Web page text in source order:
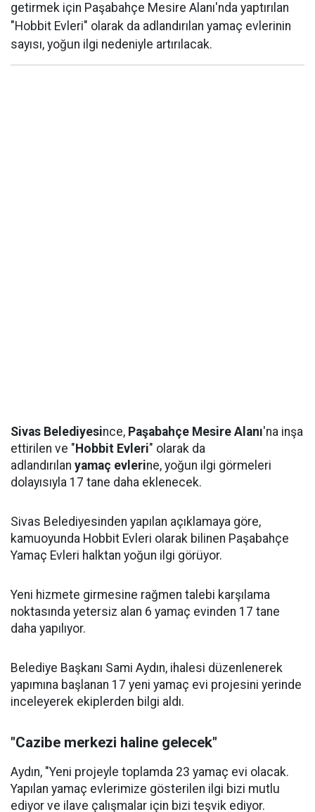
getirmek için Paşabahçe Mesire Alanı'nda yaptırılan
"Hobbit Evleri" olarak da adlandırılan yamaç evlerinin
sayısı, yoğun ilgi nedeniyle artırılacak.
Sivas Belediyesince, Paşabahçe Mesire Alanı'na inşa
ettirilen ve " Hobbit Evleri" olarak da
adlandırılan yamaç evlerine, yoğun ilgi görmeleri
dolayısıyla 17 tane daha eklenecek.
Sivas Belediyesinden yapılan açıklamaya göre,
kamuoyunda Hobbit Evleri olarak bilinen Paşabahçe
Yamaç Evleri halktan yoğun ilgi görüyor.
Yeni hizmete girmesine rağmen talebi karşılama
noktasında yetersiz alan 6 yamaç evinden 17 tane
daha yapılıyor.
Belediye Başkanı Sami Aydın, ihalesi düzenlenerek
yapımına başlanan 17 yeni yamaç evi projesini yerinde
inceleyerek ekiplerden bilgi aldı.
"Cazibe merkezi haline gelecek"
Aydın, "Yeni projeyle toplamda 23 yamaç evi olacak.
Yapılan yamaç evlerimize gösterilen ilgi bizi mutlu
ediyor ve ilave çalışmalar için bizi teşvik ediyor.